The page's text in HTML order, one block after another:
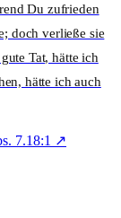
Du zufrieden
doch verließe sie
Tat, hätte ich
hätte ich auch
7.18:1 ↗